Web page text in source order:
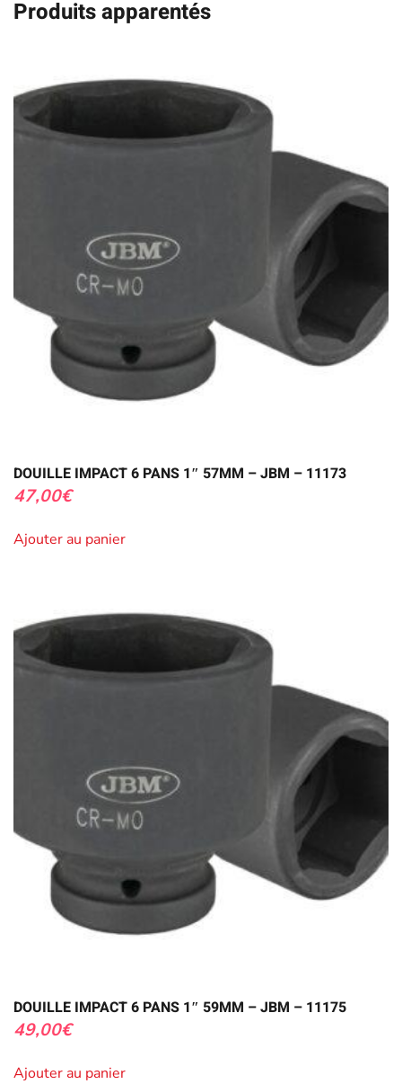
Produits apparentés
DOUILLE IMPACT 6 PANS 1″ 57MM – JBM – 11173
47,00€
Ajouter au panier
DOUILLE IMPACT 6 PANS 1″ 59MM – JBM – 11175
49,00€
Ajouter au panier